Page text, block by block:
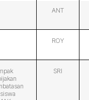
ANT
ROY
SRI